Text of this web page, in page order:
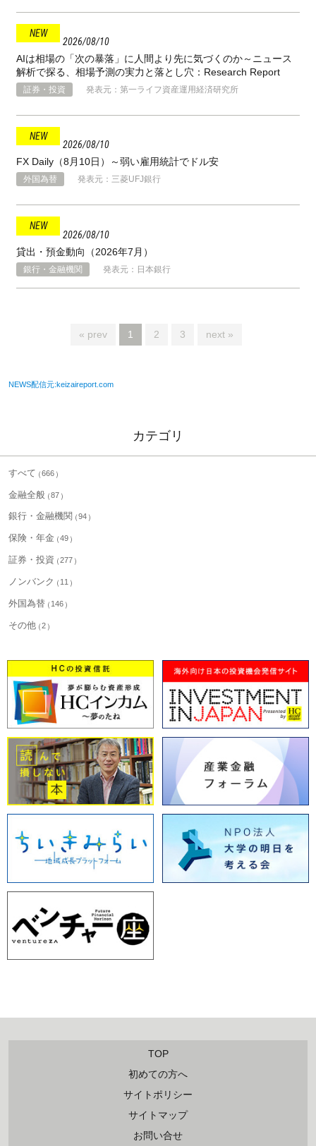
2026 08 10
AIは相場の「次の暴落」に人間より先に気づくのか～ニュース
解析で探る、相場予測の実力と落とし穴：Research Report
証券・投資 発表元：第一ライフ資産運用経済研究所
2026 08 10
FX Daily（8月10日）～弱い雇用統計でドル安
外国為替 発表元：三菱UFJ銀行
2026 08 10
貸出・預金動向（2026年7月）
銀行・金融機関 発表元：日本銀行
« prev 1 2 3 next »
NEWS配信元:keizaireport.com
カテゴリ
すべて 666
金融全般 87
銀行・金融機関 94
保険・年金 49
証券・投資 277
ノンバンク 11
外国為替 146
その他 2
TOP
初めての方へ
サイトポリシー
サイトマップ
お問い合せ